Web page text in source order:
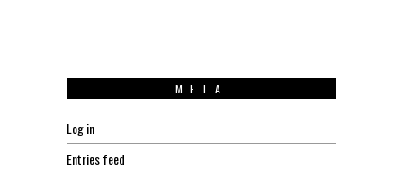
META
Log in
Entries feed